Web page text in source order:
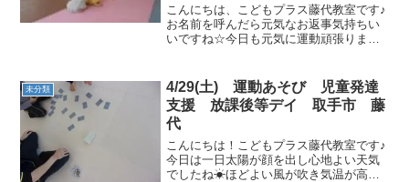
こんにちは、こどもプラス藤代教室です♪
お名前を呼んだら元気なお返事気持ちい
いですね☆今日も元気に運動頑張りまし
めましょう！お友達にぶつからない様に
止まることが出来ました...
未分類
4/29(土) 運動あそび 児童発達
支援 放課後等デイ 取手市 藤
代
こんにちは！こどもプラス藤代教室です♪
今日は一日太陽が顔を出し心地よい天気
でしたね☀ほどよい風が吹き気温が高く